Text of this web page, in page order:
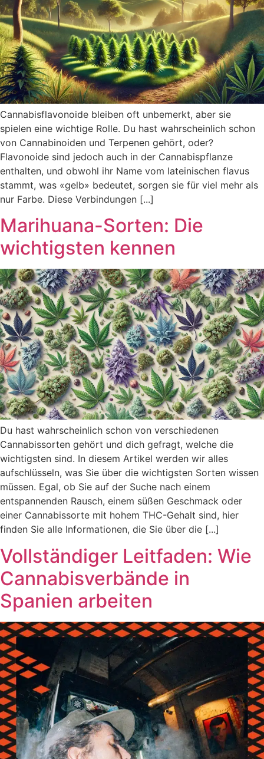
Cannabisflavonoide bleiben oft unbemerkt, aber sie
spielen eine wichtige Rolle. Du hast wahrscheinlich schon
von Cannabinoiden und Terpenen gehört, oder?
Flavonoide sind jedoch auch in der Cannabispflanze
enthalten, und obwohl ihr Name vom lateinischen flavus
stammt, was «gelb» bedeutet, sorgen sie für viel mehr als
nur Farbe. Diese Verbindungen [...]
Marihuana-Sorten: Die
wichtigsten kennen
Du hast wahrscheinlich schon von verschiedenen
Cannabissorten gehört und dich gefragt, welche die
wichtigsten sind. In diesem Artikel werden wir alles
aufschlüsseln, was Sie über die wichtigsten Sorten wissen
müssen. Egal, ob Sie auf der Suche nach einem
entspannenden Rausch, einem süßen Geschmack oder
einer Cannabissorte mit hohem THC-Gehalt sind, hier
finden Sie alle Informationen, die Sie über die [...]
Vollständiger Leitfaden: Wie
Cannabisverbände in
Spanien arbeiten